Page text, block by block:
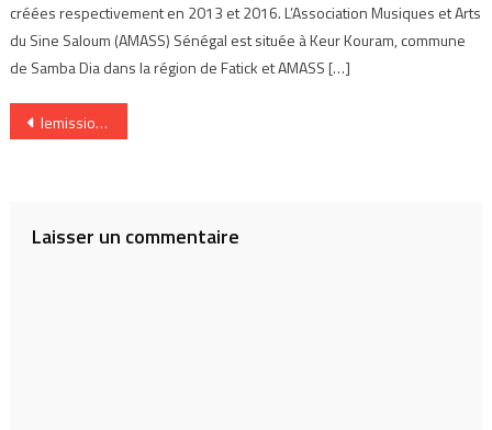
créées respectivement en 2013 et 2016. L’Association Musiques et Arts
du Sine Saloum (AMASS) Sénégal est située à Keur Kouram, commune
de Samba Dia dans la région de Fatick et AMASS […]
Navigation
lemissiondemusique
Laisser un commentaire